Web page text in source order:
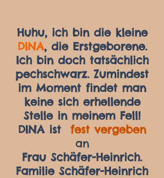
Huhu, ich bin die kleine
DINA, die Erstgeborene.
Ich bin doch tatsächlich
pechschwarz. Zumindest
im Moment findet man
keine sich erhellende
Stelle in meinem Fell!
DINA ist
fest vergeben
an
Frau Schäfer-Heinrich.
Familie Schäfer-Heinrich